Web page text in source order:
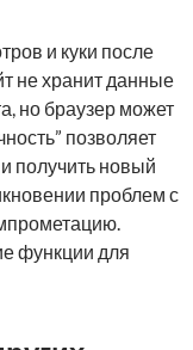
и куки после
не хранит данные
но браузер может
позволяет
получить новый
проблем с
функции для